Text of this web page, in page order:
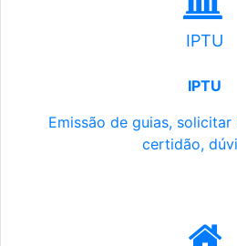
IPTU
IPTU
Emissão de guias,
certidão,